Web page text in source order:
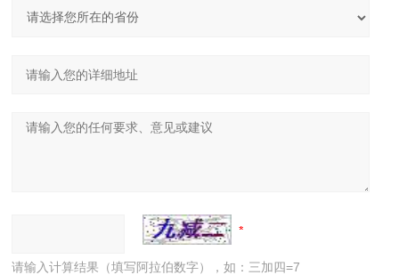
请输入计算结果（填写阿拉伯数字），如：三加四=7